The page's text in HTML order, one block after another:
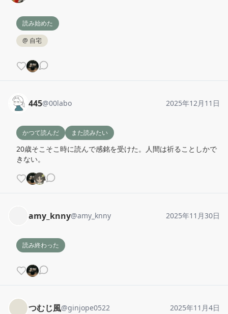
読み始めた
@ 自宅
445@00labo 2025年12月11日
かつて読んだ また読みたい
20歳そこそこ時に読んで感銘を受けた。人間は祈ることしかで
きない。
amy_knny@amy_knny 2025年11月30日
読み終わった
つむじ風@ginjope0522 2025年11月4日